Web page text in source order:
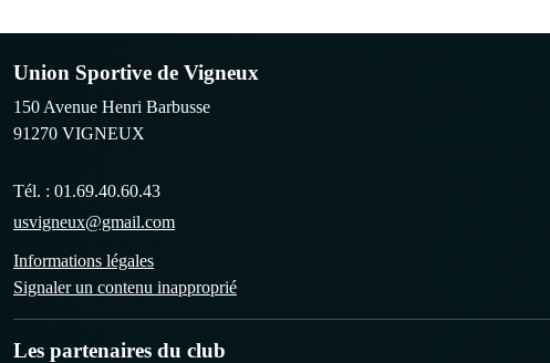
Union Sportive de Vigneux
150 Avenue Henri Barbusse
91270 VIGNEUX
Tél. : 01.69.40.60.43
usvigneux@gmail.com
Informations légales
Signaler un contenu inapproprié
Les partenaires du club